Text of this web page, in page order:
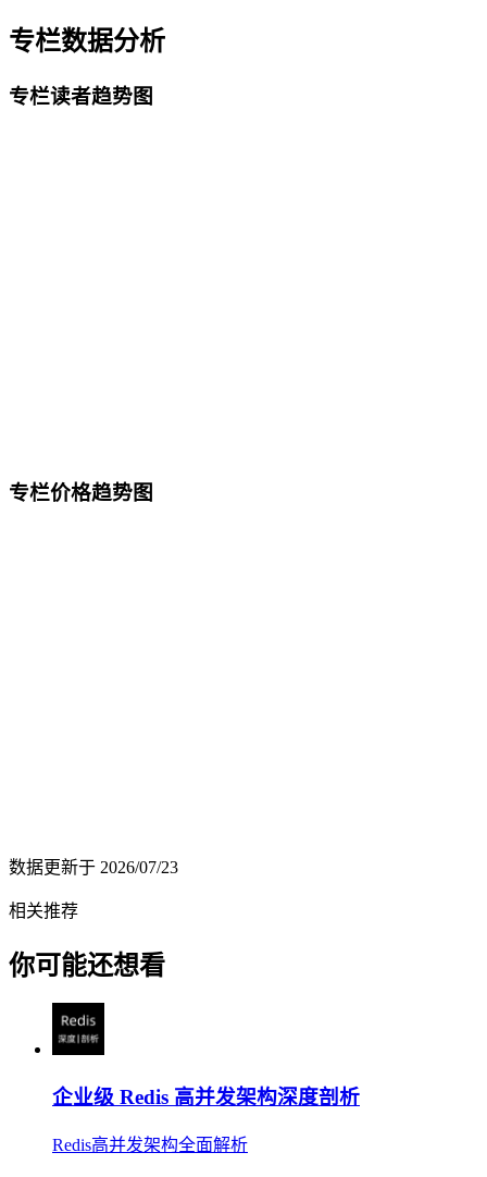
专栏数据分析
专栏读者趋势图
专栏价格趋势图
数据更新于 2026/07/23
相关推荐
你可能还想看
企业级 Redis 高并发架构深度剖析
Redis高并发架构全面解析